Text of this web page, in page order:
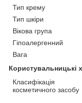
Тип крему
Тип шкіри
Вікова група
Гіпоалергенний
Вага
Користувальницькі
Класифікація
косметичного засобу